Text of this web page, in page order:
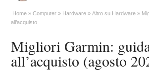
Home Computer Hardware Altro su Hardware
all’acquisto
Migliori Garmin:
all’acquisto (agosto